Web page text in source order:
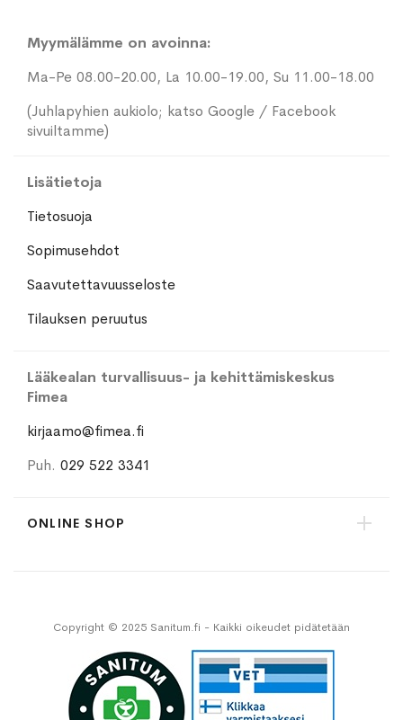
Myymälämme on avoinna:
Ma-Pe 08.00-20.00, La 10.00-19.00, Su 11.00-18.00
(Juhlapyhien aukiolo; katso Google / Facebook
sivuiltamme)
Lisätietoja
Tietosuoja
Sopimusehdot
Saavutettavuusseloste
Tilauksen peruutus
Lääkealan turvallisuus- ja kehittämiskeskus
Fimea
kirjaamo@fimea.fi
Puh. 029 522 3341
ONLINE SHOP
Copyright © 2025 Sanitum.fi - Kaikki oikeudet pidätetään